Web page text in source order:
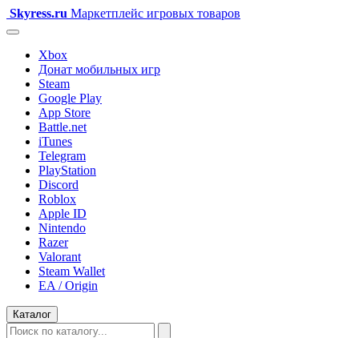
Skyress.ru Маркетплейс игровых товаров
Xbox
Донат мобильных игр
Steam
Google Play
App Store
Battle.net
iTunes
Telegram
PlayStation
Discord
Roblox
Apple ID
Nintendo
Razer
Valorant
Steam Wallet
EA / Origin
Каталог